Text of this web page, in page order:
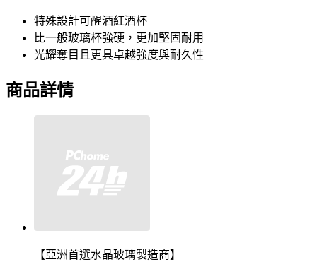
特殊設計可醒酒紅酒杯
比一般玻璃杯強硬，更加堅固耐用
光耀奪目且更具卓越強度與耐久性
商品詳情
【亞洲首選水晶玻璃製造商】